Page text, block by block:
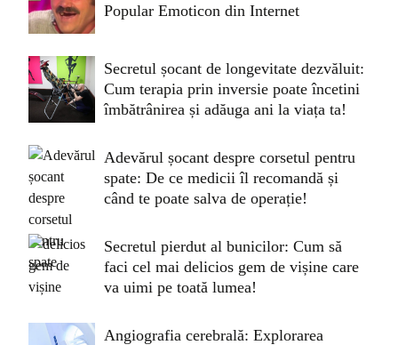
Popular Emoticon din Internet
Secretul șocant de longevitate dezvăluit:
Cum terapia prin inversie poate încetini
îmbătrânirea și adăuga ani la viața ta!
Adevărul șocant despre corsetul pentru
spate: De ce medicii îl recomandă și
când te poate salva de operație!
Secretul pierdut al bunicilor: Cum să
faci cel mai delicios gem de vișine care
va uimi pe toată lumea!
Angiografia cerebrală: Explorarea